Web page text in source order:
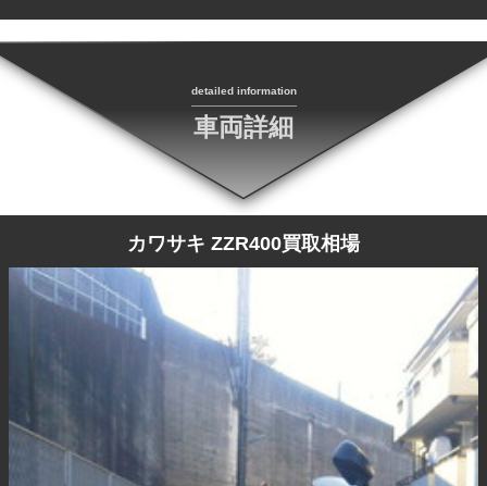
detailed information
車両詳細
カワサキ ZZR400買取相場